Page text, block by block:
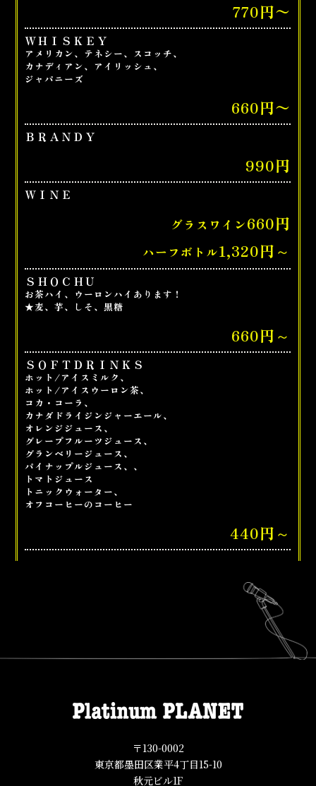
770円〜
ＷＨＩＳＫＥＹ
アメリカン、テネシー、スコッチ、
カナディアン、アイリッシュ、
ジャパニーズ
660円〜
ＢＲＡＮＤＹ
990円
ＷＩＮＥ
グラスワイン660円
ハーフボトル1,320円～
ＳＨＯＣＨＵ
お茶ハイ、ウーロンハイあります！
★麦、芋、しそ、黒糖
660円～
ＳＯＦＴＤＲＩＮＫＳ
ホット/アイスミルク、
ホット/アイスウーロン茶、
コカ・コーラ、
カナダドライジンジャーエール、
オレンジジュース、
グレープフルーツジュース、
グランベリージュース、
パイナップルジュース、、
トマトジュース
トニックウォーター、
オフコーヒーのコーヒー
440円～
〒130-0002
東京都墨田区業平4丁目15-10
秋元ビル1F